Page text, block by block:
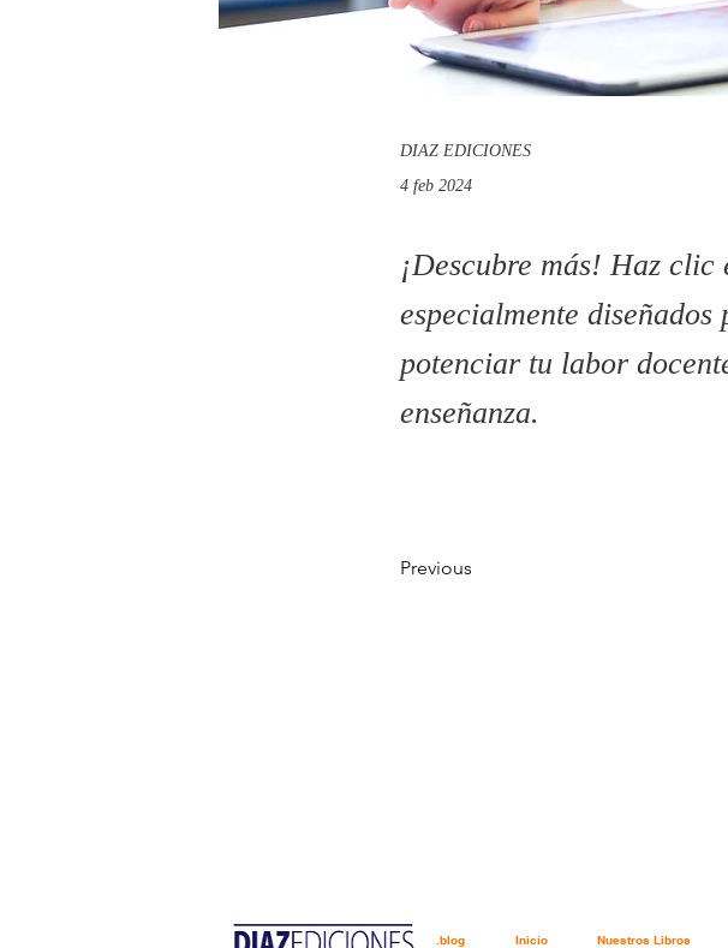
DIAZ EDICIONES
4 feb 2024
¡Descubre más! Haz
especialmente
potenciar tu labor
enseñanza.
Previous
.blog Inicio Nuestros Libros